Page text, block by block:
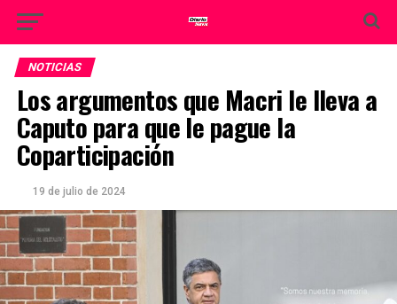
NOTICIAS
Los argumentos que Macri le lleva a
Caputo para que le pague la
Coparticipación
19 de julio de 2024